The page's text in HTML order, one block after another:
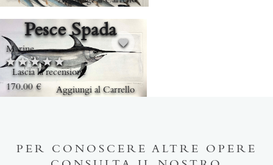
Pesce Spada
Marine
Lascia la recensione
€
170.00 Aggiungi al Carrello
PER CONOSCERE ALTRE OPERE